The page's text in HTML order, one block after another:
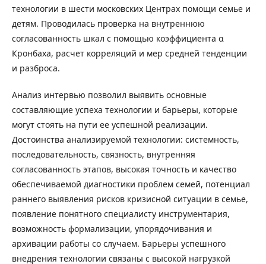
технологии в шести московских Центрах помощи семье и
детям. Проводилась проверка на внутреннюю
согласованность шкал с помощью коэффициента α
Кронбаха, расчет корреляций и мер средней тенденции
и разброса.
Анализ интервью позволил выявить основные
составляющие успеха технологии и барьеры, которые
могут стоять на пути ее успешной реализации.
Достоинства анализируемой технологии: системность,
последовательность, связность, внутренняя
согласованность этапов, высокая точность и качество
обеспечиваемой диагностики проблем семей, потенциал
раннего выявления рисков кризисной ситуации в семье,
появление понятного специалисту инструментария,
возможность формализации, упорядочивания и
архивации работы со случаем. Барьеры успешного
внедрения технологии связаны с высокой нагрузкой